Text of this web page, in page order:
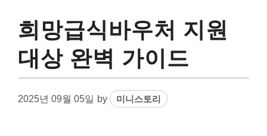
희망급식바우처 지원
대상 완벽 가이드
2025년 09월 05일 by 미니스토리